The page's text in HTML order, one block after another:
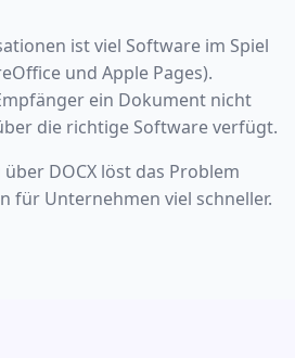
ist viel Software im Spiel
und Apple Pages).
ein Dokument nicht
die richtige Software verfügt.
DOCX löst das Problem
für Unternehmen viel schneller.